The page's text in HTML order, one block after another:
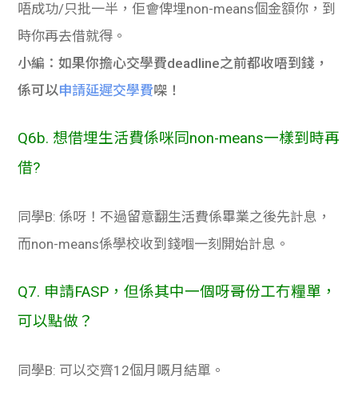
唔成功/只批一半，佢會俾埋non-means個金額你，到
時你再去借就得。
小編：如果你擔心交學費deadline之前都收唔到錢，
係可以申請延遲交學費㗎！
Q6b. 想借埋生活費係咪同non-means一樣到時再
借?
同學B: 係呀！不過留意翻生活費係畢業之後先計息，
而non-means係學校收到錢嗰一刻開始計息。
Q7. 申請FASP ，但係其中一個呀哥份工冇糧單，
可以點做？
同學B: 可以交齊12個月嘅月結單。